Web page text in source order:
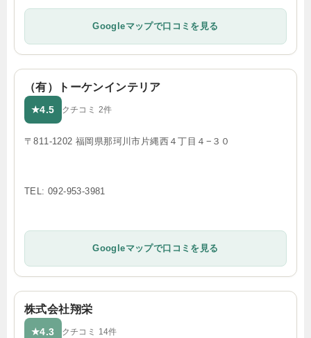
Googleマップで口コミを見る
（有）トーケンインテリア
★4.5 クチコミ 2件
〒811-1202 福岡県那珂川市片縄西４丁目４−３０
TEL: 092-953-3981
Googleマップで口コミを見る
株式会社翔栄
★4.3 クチコミ 14件